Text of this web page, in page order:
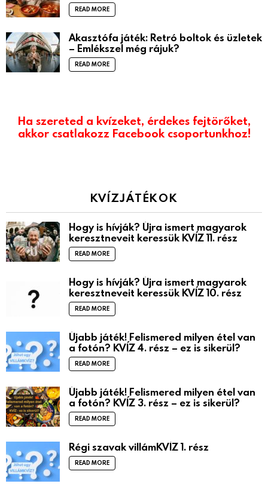
READ MORE
Akasztófa játék: Retró boltok és üzletek
– Emlékszel még rájuk?
READ MORE
Ha szereted a kvízeket, érdekes fejtörőket,
akkor csatlakozz Facebook csoportunkhoz!
KVÍZJÁTÉKOK
Hogy is hívják? Újra ismert magyarok
keresztneveit keressük KVÍZ 11. rész
READ MORE
Hogy is hívják? Újra ismert magyarok
keresztneveit keressük KVÍZ 10. rész
READ MORE
Újabb játék! Felismered milyen étel van
a fotón? KVÍZ 4. rész – ez is sikerül?
READ MORE
Újabb játék! Felismered milyen étel van
a fotón? KVÍZ 3. rész – ez is sikerül?
READ MORE
Régi szavak villámKVÍZ 1. rész
READ MORE